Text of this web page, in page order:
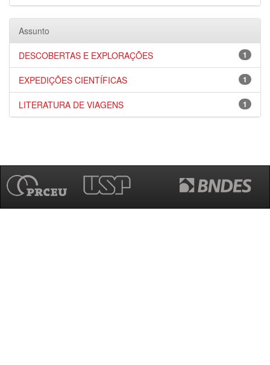
Assunto
1
DESCOBERTAS E EXPLORAÇÕES
1
EXPEDIÇÕES CIENTÍFICAS
1
LITERATURA DE VIAGENS